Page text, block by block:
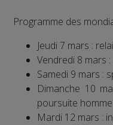
Programme des
Jeudi 7 mars :
Vendredi 8 mars
Samedi 9 mars :
Dimanche 10
poursuite
Mardi 12 mars :